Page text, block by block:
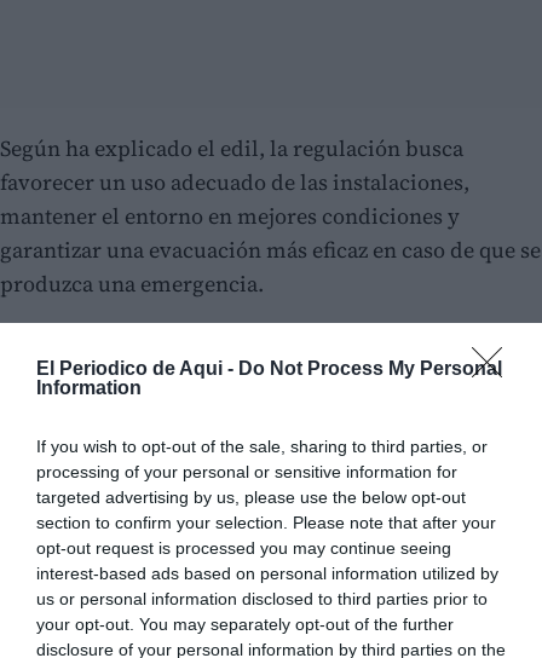
El Periodico de Aqui - Do Not Process My Personal
Information
If you wish to opt-out of the sale, sharing to third parties, or
processing of your personal or sensitive information for
targeted advertising by us, please use the below opt-out
section to confirm your selection. Please note that after your
opt-out request is processed you may continue seeing
interest-based ads based on personal information utilized by
us or personal information disclosed to third parties prior to
your opt-out. You may separately opt-out of the further
disclosure of your personal information by third parties on the
Según ha explicado el edil, la regulación busca
favorecer un uso adecuado de las instalaciones,
mantener el entorno en mejores condiciones y
garantizar una evacuación más eficaz en caso de que se
produzca una emergencia.
Cinco euros para los coches y tres para las
motos
para los coches y de tres euros para las motocicletas
La tarifa se aplica por vehículo y no por el número de
ocupantes.